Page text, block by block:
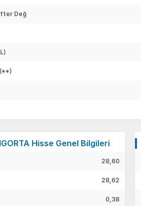
Değ
Hisse Genel Bilgileri
28,60
28,62
0,38